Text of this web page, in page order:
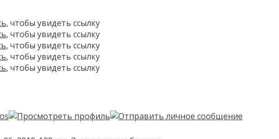
, чтобы увидеть ссылку
, чтобы увидеть ссылку
, чтобы увидеть ссылку
, чтобы увидеть ссылку
, чтобы увидеть ссылку